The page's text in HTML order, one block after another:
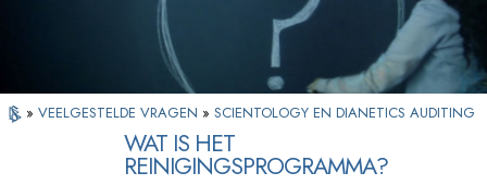
» VEELGESTELDE VRAGEN » SCIENTOLOGY EN DIANETICS AUDITING
WAT IS HET
REINIGINGSPROGRAMMA?